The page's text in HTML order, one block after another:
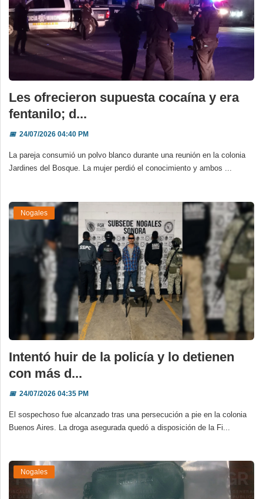
Les ofrecieron supuesta cocaína y era
fentanilo; d...
📅24/07/2026 04:40 PM
La pareja consumió un polvo blanco durante una reunión en la colonia
Jardines del Bosque. La mujer perdió el conocimiento y ambos ...
Nogales
Intentó huir de la policía y lo detienen
con más d...
📅24/07/2026 04:35 PM
El sospechoso fue alcanzado tras una persecución a pie en la colonia
Buenos Aires. La droga asegurada quedó a disposición de la Fi...
Nogales